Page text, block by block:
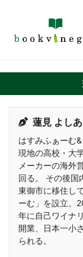
蓮見 よし
はすみふぁーむ
現地の高校・大
メーカーの海外
回る。 その後国
東御市に移住し
ーむ」を設立。
年に自己ワイナ
開業、日本一小
られる。